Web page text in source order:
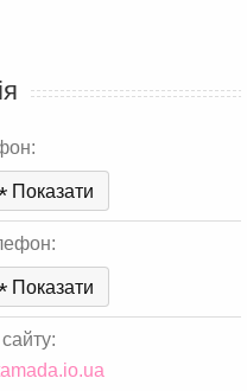
Показати
Показати